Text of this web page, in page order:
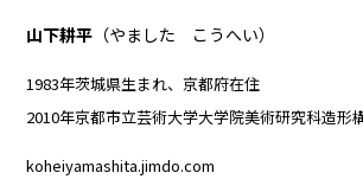
山下耕平 （やました こうへい）
1983年茨城県生まれ、京都府在住
2010年京都市立芸術大学大学院美術研究科造形
koheiyamashita.jimdo.com